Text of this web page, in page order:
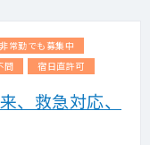
常勤でも募集中
問 宿日直許可
、救急対応、